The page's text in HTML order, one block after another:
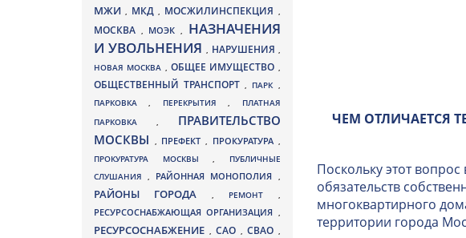
ЧЕМ ОТЛИЧАЕТСЯ
Поскольку этот
обязательств
многоквартирного
территории города
МЖИ, МКД , МОСЖИЛИНСПЕКЦИЯ ,
МОСКВА , МОЭК ,
НАЗНАЧЕНИЯ
И УВОЛЬНЕНИЯ , НАРУШЕНИЯ ,
НОВАЯ МОСКВА , ОБЩЕЕ ИМУЩЕСТВО ,
ОБЩЕСТВЕННЫЙ ТРАНСПОРТ, ПАРК ,
ПАРКОВКА, ПЕРЕКРЫТИЯ,
ПЛАТНАЯ
ПАРКОВКА ,
ПРАВИТЕЛЬСТВО
МОСКВЫ , ПРЕФЕКТ, ПРОКУРАТУРА ,
ПРОКУРАТУРА МОСКВЫ ,
ПУБЛИЧНЫЕ
СЛУШАНИЯ, РАЙОННАЯ МОНОПОЛИЯ ,
РАЙОНЫ ГОРОДА , РЕМОНТ ,
РЕСУРСОСНАБЖАЮЩАЯ ОРГАНИЗАЦИЯ ,
РЕСУРСОСНАБЖЕНИЕ , САО , СВАО ,